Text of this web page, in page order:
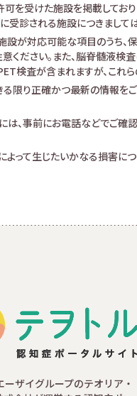
可を受けた施設を掲載してお
受診される施設につきまして
が対応可能な項目のうち、
ください。また、脳脊髄液
検査が含まれますが、これ
限り正確かつ最新の情報を
、事前にお電話などでご確
よって生じたいかなる損害に
ザイグループのテオリア・